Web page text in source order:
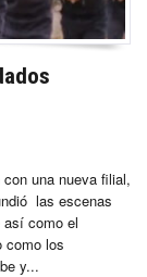
una nueva filial,
las escenas
así como el
como los
y...